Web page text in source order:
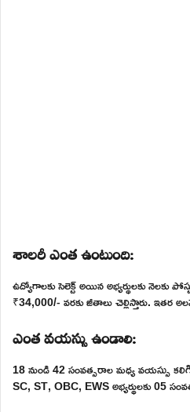
శాలరీ ఎంత ఉంటుంది:
ఉద్యోగాలకు సెలెక్ట్ అయిన అభ్యర్థులకు నెలకు
₹34,000/- వరకు జీతాలు చెల్లిస్తారు. ఇతర
ఎంత వయస్సు ఉండాలి:
18 నుండి 42 సంవత్సరాల మధ్య వయస్సు
SC, ST, OBC, EWS అభ్యర్థులకు 05